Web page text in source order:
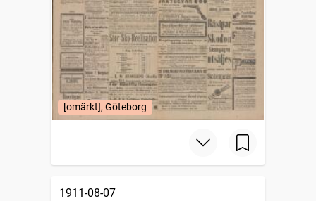
[omärkt], Göteborg
1911-08-07